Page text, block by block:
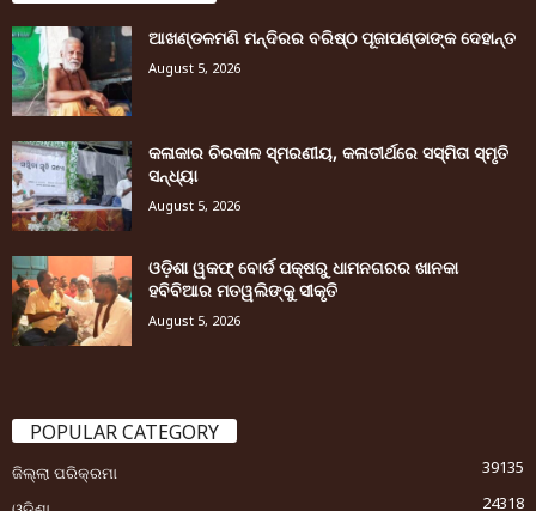
ଆଖଣ୍ଡଳମଣି ମନ୍ଦିରର ବରିଷ୍ଠ ପୂଜାପଣ୍ଡାଙ୍କ ଦେହାନ୍ତ
August 5, 2026
କଳାକାର ଚିରକାଳ ସ୍ମରଣୀୟ, କଳାତୀର୍ଥରେ ସସ୍ମିତା ସ୍ମୃତି
ସନ୍ଧ୍ୟା
August 5, 2026
ଓଡ଼ିଶା ୱକଫ୍ ବୋର୍ଡ ପକ୍ଷରୁ ଧାମନଗରର ଖାନକା
ହବିବିଆର ମତୱଲିଙ୍କୁ ସୀକୃତି
August 5, 2026
POPULAR CATEGORY
ଜିଲ୍ଲା ପରିକ୍ରମା
39135
24318